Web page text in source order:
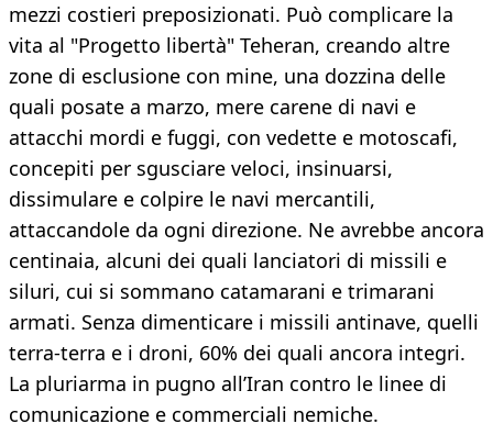
mezzi costieri preposizionati. Può complicare la
vita al "Progetto libertà" Teheran, creando altre
zone di esclusione con mine, una dozzina delle
quali posate a marzo, mere carene di navi e
attacchi mordi e fuggi, con vedette e motoscafi,
concepiti per sgusciare veloci, insinuarsi,
dissimulare e colpire le navi mercantili,
attaccandole da ogni direzione. Ne avrebbe ancora
centinaia, alcuni dei quali lanciatori di missili e
siluri, cui si sommano catamarani e trimarani
armati. Senza dimenticare i missili antinave, quelli
terra-terra e i droni, 60% dei quali ancora integri.
La pluriarma in pugno all’Iran contro le linee di
comunicazione e commerciali nemiche.